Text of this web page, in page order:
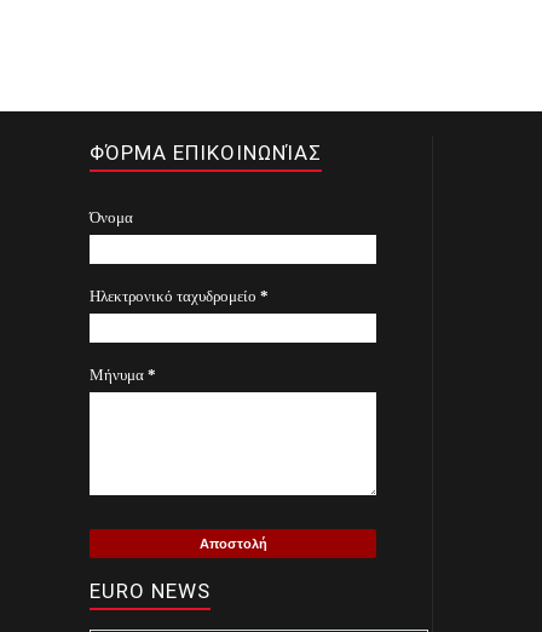
ΦΌΡΜΑ ΕΠΙΚΟΙΝΩΝΊΑΣ
Όνομα
Ηλεκτρονικό ταχυδρομείο *
Μήνυμα *
EURO NEWS